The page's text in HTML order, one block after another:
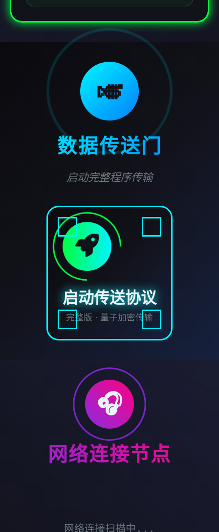
🎺
数据传送门
启动完整程序传输
启动传送协议
完整版 · 量子加密传输
🎧
网络连接节点
网络连接扫描中...